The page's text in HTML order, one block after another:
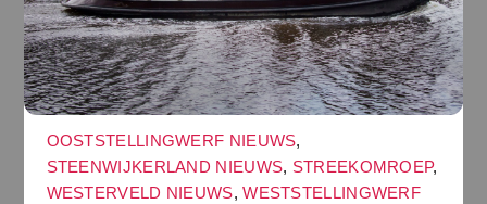
OOSTSTELLINGWERF NIEUWS,
STEENWIJKERLAND NIEUWS, STREEKOMROEP,
WESTERVELD NIEUWS,WESTSTELLINGWERF